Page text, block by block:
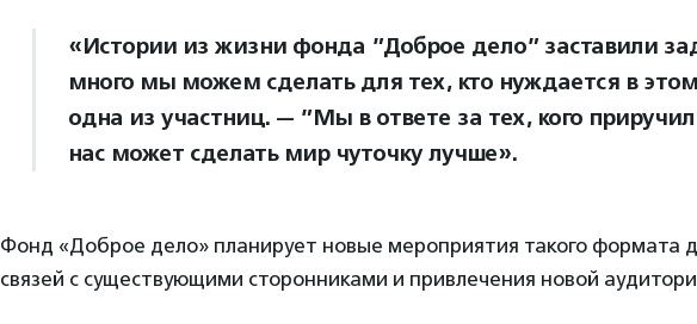
«Истории из жизни фонда ”Доброе дело” заставили
много мы можем сделать для тех, кто нуждается в
одна из участниц. — ”Мы в ответе за тех, кого
нас может сделать мир чуточку лучше».
Фонд «Доброе дело» планирует новые мероприятия такого формата
связей с существующими сторонниками и привлечения новой